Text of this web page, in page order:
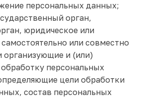
персональных данных;
орган,
юридическое или
или совместно
организующие и (или)
персональных
цели обработки
состав персональных